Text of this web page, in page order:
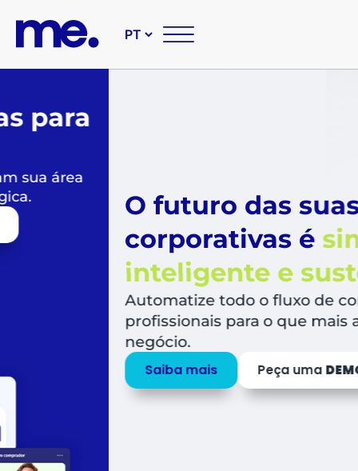
O futuro das suas
corporativas ésimples,
inteligente e sustentável
Automatize todo o fluxo de compras,
profissionais para o que mais agrega valor
Peça umaDEMO